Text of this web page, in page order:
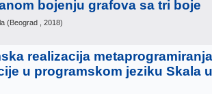
bojenju grafova sa tri boje
(Beograd , 2018)
realizacija
u programskom jeziku Skala